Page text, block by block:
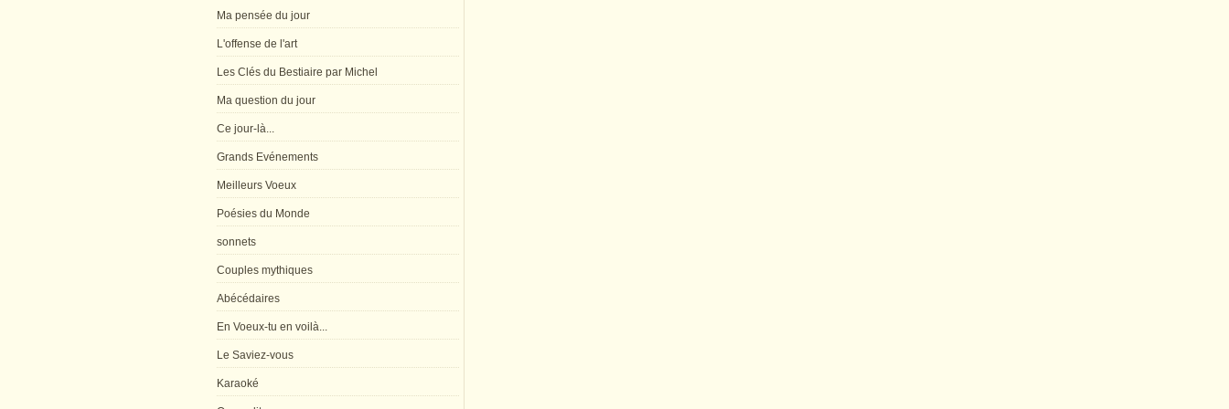
Ma pensée du jour
L'offense de l'art
Les Clés du Bestiaire par Michel
Ma question du jour
Ce jour-là...
Grands Evénements
Meilleurs Voeux
Poésies du Monde
sonnets
Couples mythiques
Abécédaires
En Voeux-tu en voilà...
Le Saviez-vous
Karaoké